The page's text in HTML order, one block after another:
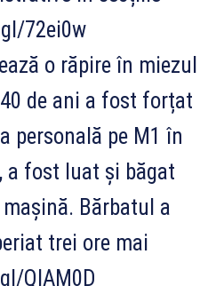
72ei0w
o răpire în miezul
de ani a fost forțat
personală pe M1 în
a fost luat și băgat
Bărbatul a
trei ore mai
QIAM0D